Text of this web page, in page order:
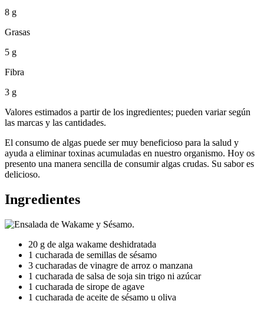
8 g
Grasas
5 g
Fibra
3 g
Valores estimados a partir de los ingredientes; pueden variar según
las marcas y las cantidades.
El consumo de algas puede ser muy beneficioso para la salud y
ayuda a eliminar toxinas acumuladas en nuestro organismo. Hoy os
presento una manera sencilla de consumir algas crudas. Su sabor es
delicioso.
Ingredientes
20 g de alga wakame deshidratada
1 cucharada de semillas de sésamo
3 cucharadas de vinagre de arroz o manzana
1 cucharada de salsa de soja sin trigo ni azúcar
1 cucharada de sirope de agave
1 cucharada de aceite de sésamo u oliva